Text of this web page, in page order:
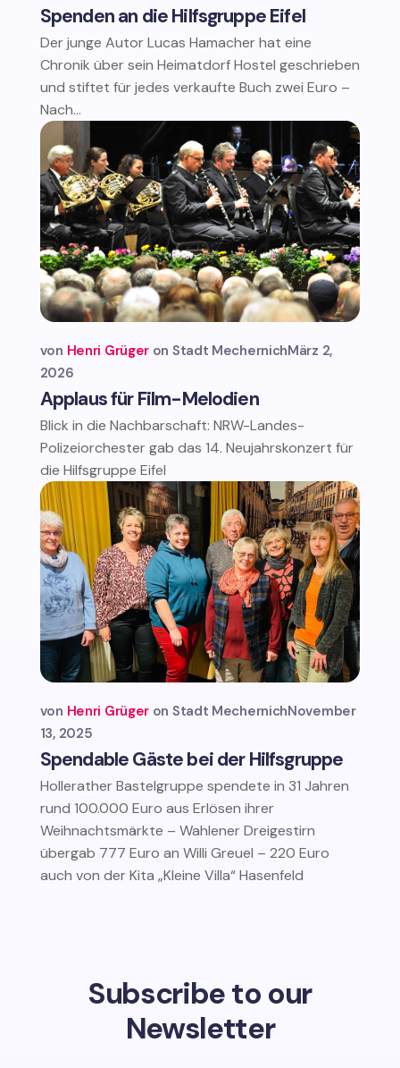
Spenden an die Hilfsgruppe Eifel
Der junge Autor Lucas Hamacher hat eine
Chronik über sein Heimatdorf Hostel geschrieben
und stiftet für jedes verkaufte Buch zwei Euro –
Nach...
Applaus für Film-Melodien
von Henri Grüger Stadt MechernichMärz 2,
2026
Blick in die Nachbarschaft: NRW-Landes-
Polizeiorchester gab das 14. Neujahrskonzert für
die Hilfsgruppe Eifel
Spendable Gäste bei der Hilfsgruppe
von Henri Grüger Stadt MechernichNovember
13, 2025
Hollerather Bastelgruppe spendete in 31 Jahren
rund 100.000 Euro aus Erlösen ihrer
Weihnachtsmärkte – Wahlener Dreigestirn
übergab 777 Euro an Willi Greuel – 220 Euro
auch von der Kita „Kleine Villa“ Hasenfeld
Subscribe to our
Newsletter